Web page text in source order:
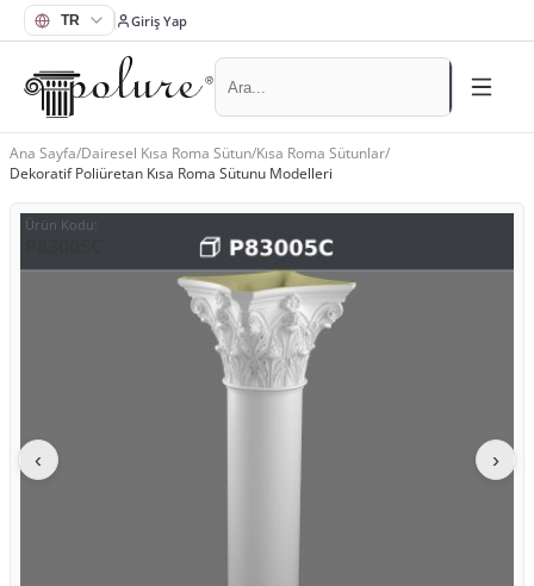
Giriş Yap
Ana Sayfa/Dairesel Kısa Roma Sütun/Kısa Roma Sütunlar/
Dekoratif Poliüretan Kısa Roma Sütunu Modelleri
Ürün Kodu:
‹ ›